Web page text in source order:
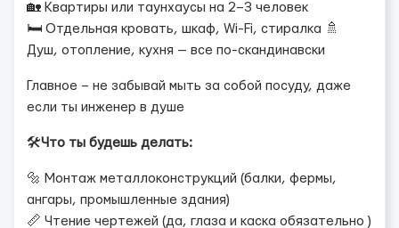
🏡 Квартиры или таунхаусы на 2–3 человек
🛏️ Отдельная кровать, шкаф, Wi-Fi, стиралка 🚿
Душ, отопление, кухня — все по-скандинавски
Главное – не забывай мыть за собой посуду, даже
если ты инженер в душе
🛠️Что ты будешь делать:
🔩 Монтаж металлоконструкций (балки, фермы,
ангары, промышленные здания)
📏 Чтение чертежей (да, глаза и каска обязательно )